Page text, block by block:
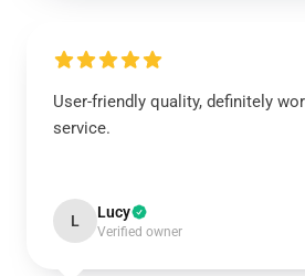
User-friendly quality, definitely
service.
L Lucy
Verified owner